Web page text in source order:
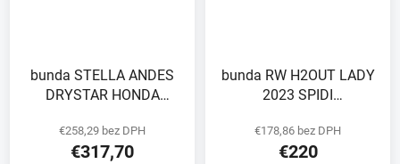
bunda STELLA ANDES
DRYSTAR HONDA
kompatibilná
ALPINESTARS dámska
€258,29 bez DPH
€317,70
bunda RW H2OUT LADY
2023 SPIDI
€178,86 bez DPH
€220